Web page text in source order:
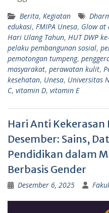
Berita, Kegiatan
edukasi, FMIPA Unesa, Glow at
Hari Ulang Tahun, HUT DWP
pelaku pembangunan sosial,
pemotongan tumpeng,
masyarakat, perawatan kulit,
kesehatan, Unesa, Universitas
C, vitamin D, vitamin E
Hari Anti Kekerasan
Desember: Sains,
Pendidikan dalam
Berbasis Gender
Desember 6, 2025